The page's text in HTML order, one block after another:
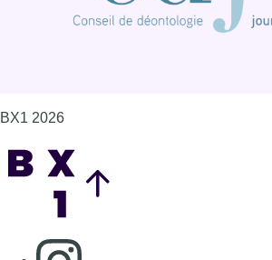
BX1 2026
Consulter page Instagram